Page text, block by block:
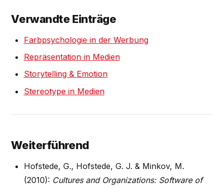
Verwandte Einträge
Farbpsychologie in der Werbung
Repräsentation in Medien
Storytelling & Emotion
Stereotype in Medien
Weiterführend
Hofstede, G., Hofstede, G. J. & Minkov, M.
(2010): Cultures and Organizations: Software of